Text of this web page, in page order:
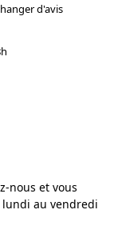
d'avis
nous et vous
lundi au vendredi